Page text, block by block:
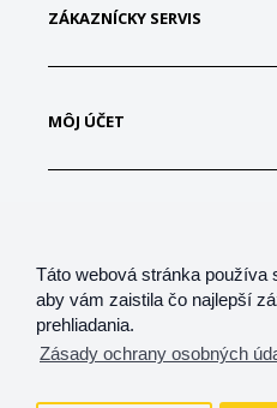
Táto webová stránka používa
aby vám zaistila čo najlepší
prehliadania.
Zásady ochrany osobných
ZÁKAZNÍCKY SERVIS
MÔJ ÚČET